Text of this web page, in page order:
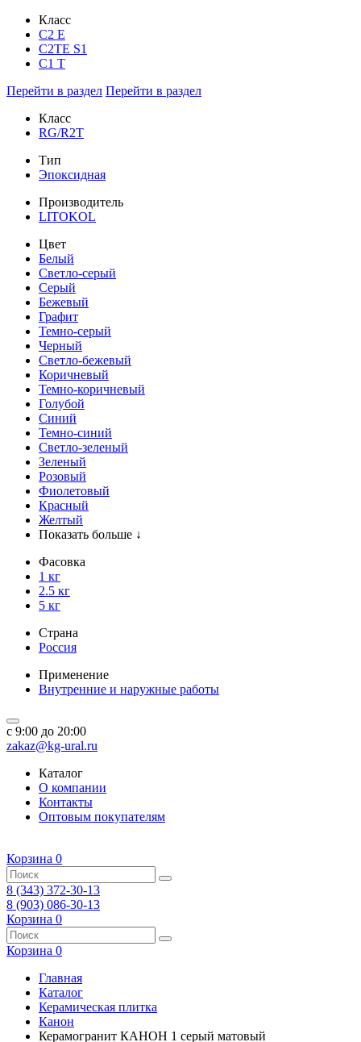
Класс
С2 Е
C2TE S1
C1 T
Перейти в раздел Перейти в раздел
Класс
RG/R2T
Тип
Эпоксидная
Производитель
LITOKOL
Цвет
Белый
Светло-серый
Серый
Бежевый
Графит
Темно-серый
Черный
Светло-бежевый
Коричневый
Темно-коричневый
Голубой
Синий
Темно-синий
Светло-зеленый
Зеленый
Розовый
Фиолетовый
Красный
Желтый
Показать больше ↓
Фасовка
1 кг
2.5 кг
5 кг
Страна
Россия
Применение
Внутренние и наружные работы
c 9:00 до 20:00
zakaz@kg-ural.ru
Каталог
О компании
Контакты
Оптовым покупателям
Корзина 0
8 (343) 372-30-13
8 (903) 086-30-13
Корзина 0
Корзина 0
Главная
Каталог
Керамическая плитка
Канон
Керамогранит КАНОН 1 серый матовый